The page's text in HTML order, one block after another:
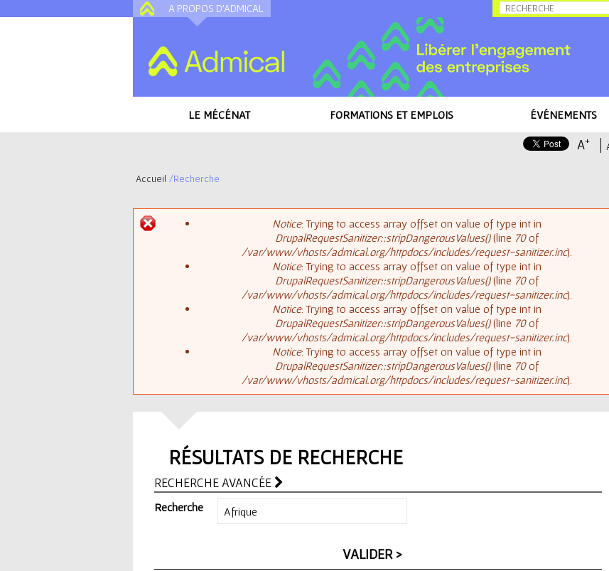
Allez au contenu
A PROPOS D'ADMICAL
LE MÉCÉNAT FORMATIONS ET EMPLOIS ÉVÉNEMENTS
A+
Accueil /Recherche
e
d
Notice: Trying to access array offset on value of type int in
DrupalRequestSanitizer::stripDangerousValues()(line 70of
/var/www/vhosts/admical.org/httpdocs/includes/request-sanitizer.inc).
Notice: Trying to access array offset on value of type int in
DrupalRequestSanitizer::stripDangerousValues()(line 70of
/var/www/vhosts/admical.org/httpdocs/includes/request-sanitizer.inc).
Notice: Trying to access array offset on value of type int in
DrupalRequestSanitizer::stripDangerousValues()(line 70of
/var/www/vhosts/admical.org/httpdocs/includes/request-sanitizer.inc).
Notice: Trying to access array offset on value of type int in
DrupalRequestSanitizer::stripDangerousValues()(line 70of
/var/www/vhosts/admical.org/httpdocs/includes/request-sanitizer.inc).
RÉSULTATS DE RECHERCHE
RECHERCHE AVANCÉE
Recherche